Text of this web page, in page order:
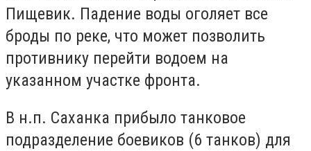
Пищевик. Падение воды оголяет все
броды по реке, что может позволить
противнику перейти водоем на
указанном участке фронта.
В н.п. Саханка прибыло танковое
подразделение боевиков (6 танков) для